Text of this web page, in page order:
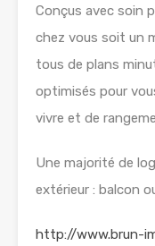
Conçus avec soin
chez vous soit un
tous de plans
optimisés pour
vivre et de
Une majorité de
extérieur : balcon
http://www.brun-